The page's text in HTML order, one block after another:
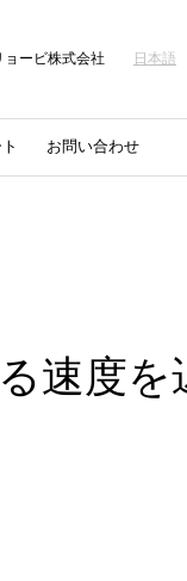
ョービ株式会社 日本語
お問い合わせ
速度を